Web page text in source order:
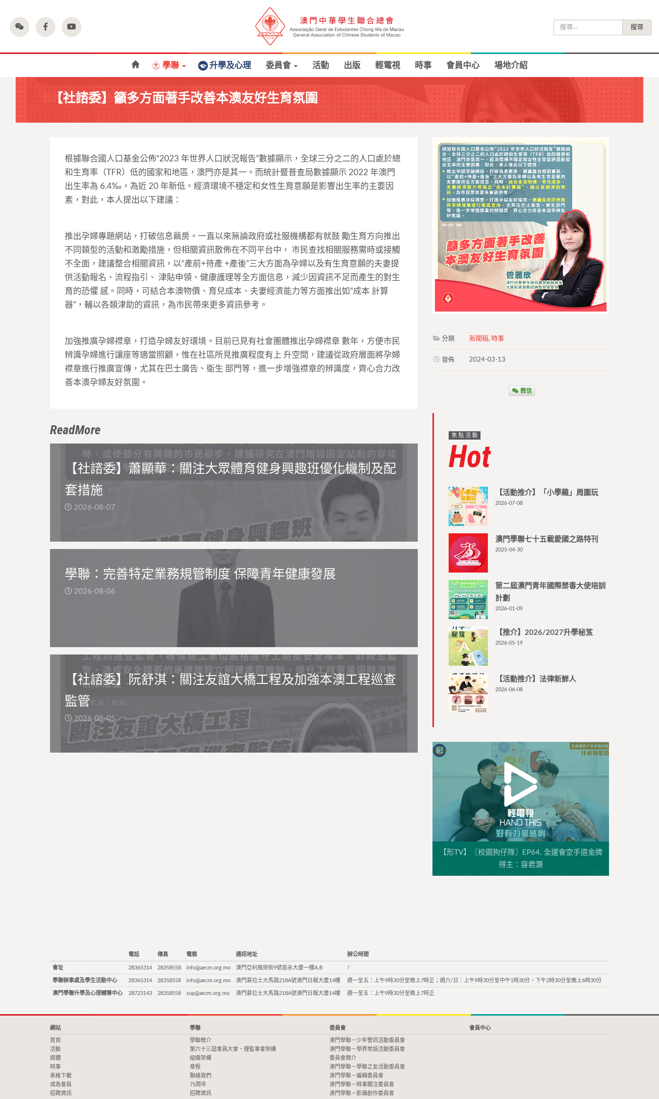
尋
學聯 升學及心理 委員會 活動 出版 輕電視 時事 會員中心 場地介紹
【社諮委】籲多方面著手改善本澳友好生育氛圍
根據聯合國人口基金公佈“2023 年世界人口狀況報告”數據顯示，全球三分之二的人口處於總
和生育率（TFR）低的國家和地區，澳門亦是其一。而統計暨普查局數據顯示 2022 年澳門
出生率為 6.4‰，為近 20 年新低。經濟環境不穩定和女性生育意願是影響出生率的主要因
素，對此，本人提出以下建議：
推出孕婦專題網站，打破信息繭房。一直以來無論政府或社服機構都有就鼓 勵生育方向推出
不同類型的活動和激勵措施，但相關資訊散佈在不同平台中， 市民查找相關服務需時或接觸
不全面，建議整合相關資訊，以“產前+待產 +產後”三大方面為孕婦以及有生育意願的夫妻提
供活動報名、流程指引、 津貼申領、健康護理等全方面信息，減少因資訊不足而產生的對生
育的恐懼 感。同時，可結合本澳物價、育兒成本、夫妻經濟能力等方面推出如“成本 計算
器”，輔以各類津助的資訊，為市民帶來更多資訊參考。
加強推廣孕婦襟章，打造孕婦友好環境。目前已見有社會團體推出孕婦襟章 數年，方便市民
辨識孕婦進行讓座等適當照顧，惟在社區所見推廣程度有上 升空間，建議從政府層面將孕婦
襟章進行推廣宣傳，尤其在巴士廣告、衛生 部門等，進一步增強襟章的辨識度，齊心合力改
善本澳孕婦友好氛圍。
ReadMore
【社諮委】蕭顯華：關注大眾體育健身興趣班優化機制及配
套措施
2026-08-07
學聯：完善特定業務規管制度 保障青年健康發展
2026-08-06
【社諮委】阮舒淇：關注友誼大橋工程及加強本澳工程巡查
監管
2026-08-05
分類 新聞稿, 時事
發佈 2024-03-13
微信
焦點活動
Hot
【活動推介】「小學雞」周圍玩
2026-07-08
澳門學聯七十五載愛國之路特刊
2025-04-30
第二屆澳門青年國際禁毒大使培訓
計劃
2026-01-09
【推介】2026/2027升學秘笈
2026-05-19
【活動推介】法律新鮮人
2026-06-08
【形TV】〖校園狗仔隊〗EP64. 全運會空手道金牌
得主：容君灝
電話 傳真 電郵 通訊地址 辦公時間
會址 28365314 28358558 info@aecm.org.mo 澳門亞利鴉架街9號容永大廈一樓A,B /
學聯辦事處及學生活動中心 28365314 28358558 info@aecm.org.mo 澳門慕拉士大馬路218A號澳門日報大廈14樓 週一至五：上午9時30分至晚上7時正；週六/日：上午9時30分至中午1時30分，下午2時30分至晚上6時30分
澳門學聯升學及心理輔導中心 28723143 28358558 sup@aecm.org.mo 澳門慕拉士大馬路218A號澳門日報大廈14樓 週一至五：上午9時30分至晚上7時正
網站
首頁
活動
媒體
時事
表格下載
成為會員
招聘資訊
學聯
學聯簡介
第六十三屆會員大會、理監事會架構
組織架構
章程
聯絡我們
75周年
招聘資訊
委員會
澳門學聯－少年警訊活動委員會
澳門學聯－學界常設活動委員會
委員會簡介
澳門學聯－學聯之友活動委員會
澳門學聯－編輯委員會
澳門學聯－時事關注委員會
澳門學聯－影攝創作委員會
會員中心